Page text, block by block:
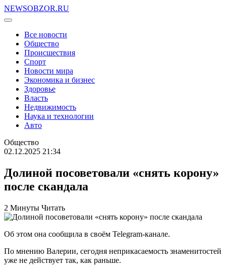
NEWSOBZOR.RU
Все новости
Общество
Происшествия
Спорт
Новости мира
Экономика и бизнес
Здоровье
Власть
Недвижимость
Наука и технологии
Авто
Общество
02.12.2025 21:34
Долиной посоветовали «снять корону»
после скандала
2 Минуты Читать
Об этом она сообщила в своём Telegram-канале.
По мнению Валерии, сегодня неприкасаемость знаменитостей
уже не действует так, как раньше.